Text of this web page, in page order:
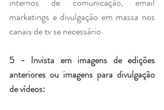
marketings e divulgação em massa nos
canais de tv se necessário
5 - Invista em imagens de edições
anteriores ou imagens para divulgação
de vídeos: